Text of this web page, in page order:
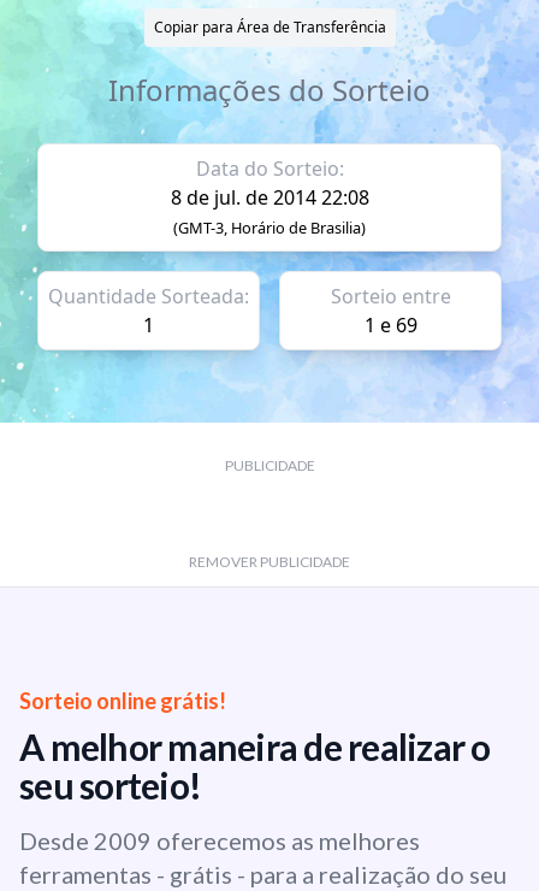
Copiar para Área de Transferência
Informações do Sorteio
Data do Sorteio:
8 de jul. de 2014 22:08
(GMT-3, Horário de Brasilia)
Quantidade Sorteada:
1
Sorteio entre
1 e 69
PUBLICIDADE
REMOVER PUBLICIDADE
Sorteio online grátis!
A melhor maneira de realizar o
seu sorteio!
Desde 2009 oferecemos as melhores
ferramentas - grátis - para a realização do seu